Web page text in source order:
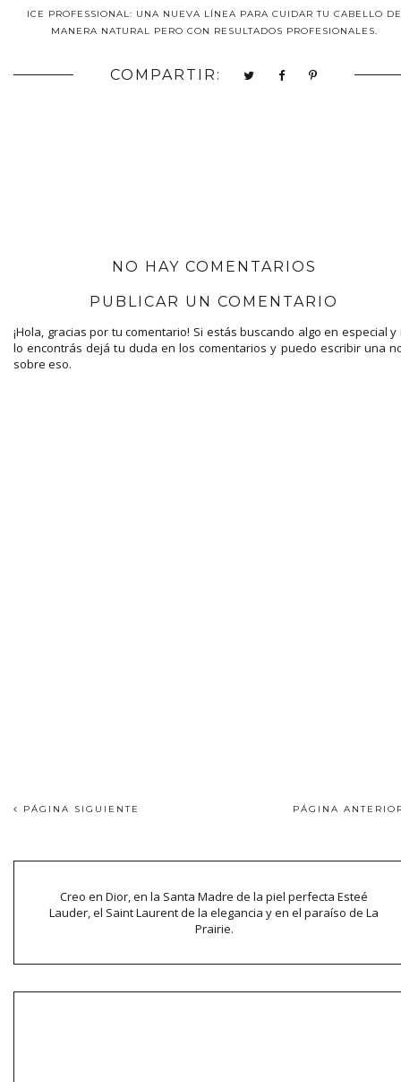
ICE PROFESSIONAL: UNA NUEVA LÍNEA PARA CUIDAR TU CABELLO DE
MANERA NATURAL PERO CON RESULTADOS PROFESIONALES.
COMPARTIR:
NO HAY COMENTARIOS
PUBLICAR UN COMENTARIO
¡Hola, gracias por tu comentario! Si estás buscando algo en especial y
lo encontrás dejá tu duda en los comentarios y puedo escribir una
sobre eso.
PÁGINA SIGUIENTE PÁGINA
Creo en Dior, en la Santa Madre de la piel perfecta Esteé
Lauder, el Saint Laurent de la elegancia y en el paraíso de La
Prairie.